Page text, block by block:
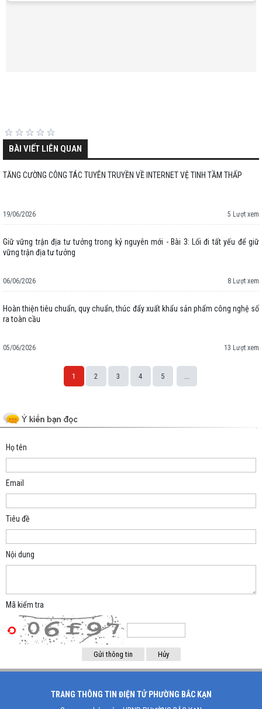
BÀI VIẾT LIÊN QUAN
TĂNG CƯỜNG CÔNG TÁC TUYÊN TRUYỀN VỀ INTERNET VỆ TINH TẦM THẤP
19/06/2026 5 Lượt xem
Giữ vững trận địa tư tưởng trong kỷ nguyên mới - Bài 3: Lối đi tất yếu để giữ
vững trận địa tư tưởng
06/06/2026 8 Lượt xem
Hoàn thiện tiêu chuẩn, quy chuẩn, thúc đẩy xuất khẩu sản phẩm công nghệ số
ra toàn cầu
05/06/2026 13 Lượt xem
1 2 3 4 5 ...
Họ tên
Email
Tiêu đề
Nội dung
Mã kiểm tra
TRANG THÔNG TIN ĐIỆN TỬ PHƯỜNG BẮC KẠN